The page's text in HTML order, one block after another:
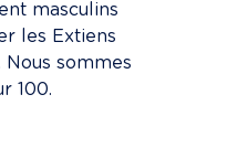
masculins
les Extiens
sommes
100.